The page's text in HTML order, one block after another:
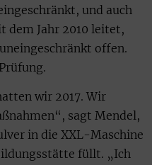
und auch
dem Jahr 2010 leitet,
offen.
wir 2017. Wir
sagt Mendel,
in die XXL-Maschine
füllt. „Ich